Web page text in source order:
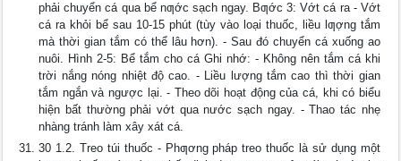
phải chuyển cá qua bể nƣớc sạch ngay. Bƣớc 3: Vớt cá ra - Vớt
cá ra khỏi bể sau 10-15 phút (tùy vào loại thuốc, liều lƣợng tắm
mà thời gian tắm có thể lâu hơn). - Sau đó chuyển cá xuống ao
nuôi. Hình 2-5: Bể tắm cho cá Ghi nhớ: - Không nên tắm cá khi
trời nắng nóng nhiệt độ cao. - Liều lượng tắm cao thì thời gian
tắm ngắn và ngược lại. - Theo dõi hoạt động của cá, khi có biểu
hiện bất thường phải vớt qua nước sạch ngay. - Thao tác nhẹ
nhàng tránh làm xây xát cá.
30 1.2. Treo túi thuốc - Phƣơng pháp treo thuốc là sử dụng một